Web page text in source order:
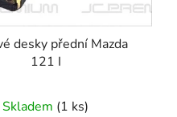
desky přední Mazda
121 I
Skladem (1 ks)